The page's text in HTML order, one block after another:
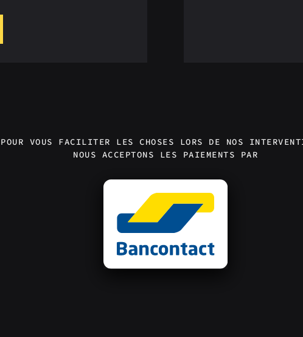
POUR VOUS FACILITER LES CHOSES LORS DE NOS
NOUS ACCEPTONS LES PAIEMENTS PAR